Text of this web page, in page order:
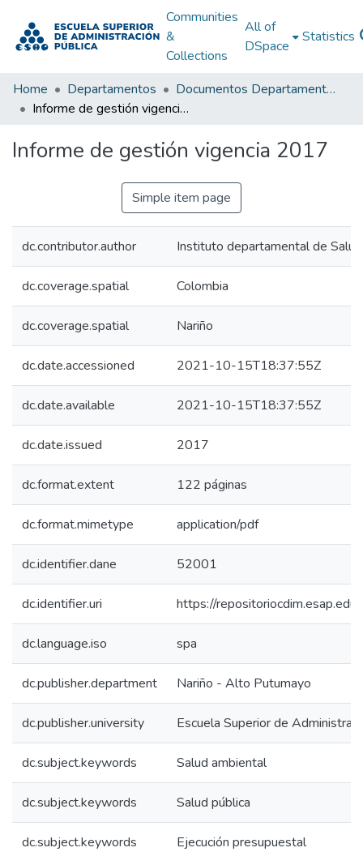
Communities
&
Collections
All of
DSpace
Statistics
Home Departamentos
Documentos Departamentales
Informe de gestión vigencia 2017
Informe de gestión vigencia 2017
Simple item page
dc.contributor.author Instituto departamental de
dc.coverage.spatial Colombia
dc.coverage.spatial Nariño
dc.date.accessioned 2021-10-15T18:37:55Z
dc.date.available 2021-10-15T18:37:55Z
dc.date.issued 2017
dc.format.extent 122 páginas
dc.format.mimetype application/pdf
dc.identifier.dane 52001
dc.identifier.uri https://
dc.language.iso spa
dc.publisher.department Nariño - Alto Putumayo
dc.publisher.university Escuela Superior de
dc.subject.keywords Salud ambiental
dc.subject.keywords Salud pública
dc.subject.keywords Ejecución presupuestal